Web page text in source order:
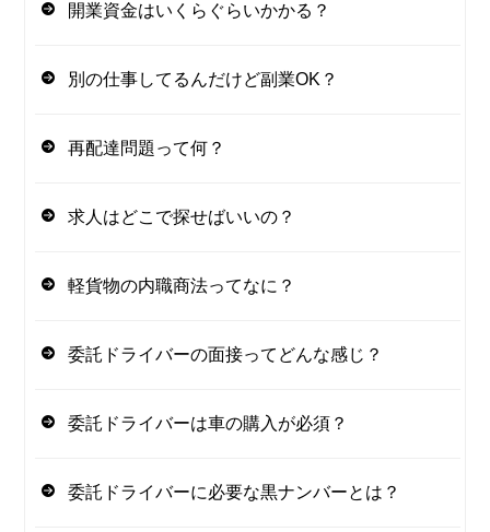
開業資金はいくらぐらいかかる？
別の仕事してるんだけど副業OK？
再配達問題って何？
求人はどこで探せばいいの？
軽貨物の内職商法ってなに？
委託ドライバーの面接ってどんな感じ？
委託ドライバーは車の購入が必須？
委託ドライバーに必要な黒ナンバーとは？